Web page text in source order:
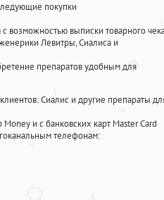
покупки
выписки товарного
Левитры, Сиалиса и
препаратов удобным для
Сиалис и другие препараты
и с банковских карт Master Card
телефонам: